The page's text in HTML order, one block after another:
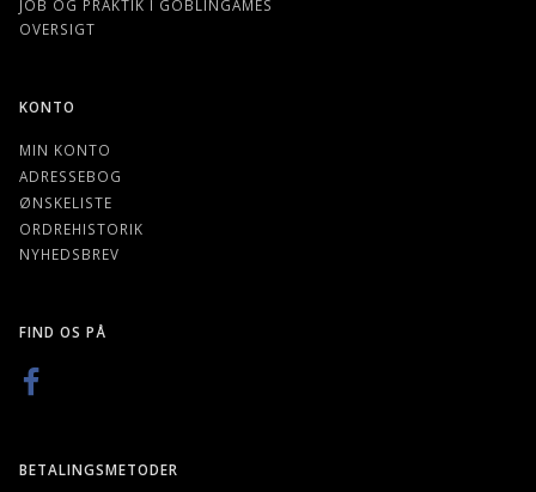
JOB OG PRAKTIK I GOBLINGAMES
OVERSIGT
KONTO
MIN KONTO
ADRESSEBOG
ØNSKELISTE
ORDREHISTORIK
NYHEDSBREV
FIND OS PÅ
BETALINGSMETODER